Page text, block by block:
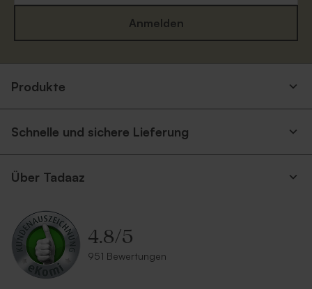
'Eukalyptus'
Umschlag in Sandfarbe
Anmelden
Produkte
Schnelle und sichere Lieferung
Über Tadaaz
4.8/5
951 Bewertungen